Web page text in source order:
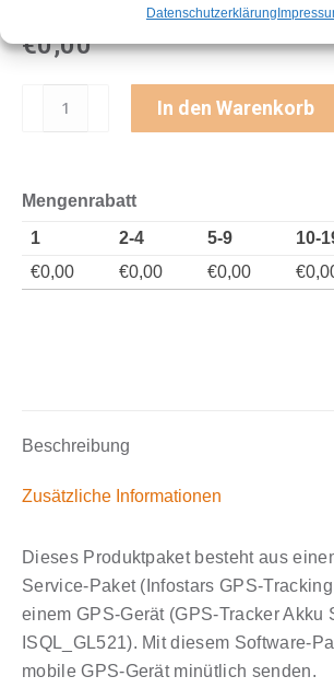
Datenschutzerklärung
€0,00
LTE
(GL521)
&
Softwarepaket
In den Warenkorb
Mengenrabatt
1
2-4 5-9 10-
€0,00 €0,00 €0,00 €
Beschreibung
Zusätzliche Informationen
Dieses Produktpaket besteht aus
Service-Paket (Infostars GPS-
einem GPS-Gerät (GPS-Tracker Akku
ISQL_GL521). Mit diesem Software-
mobile GPS-Gerät minütlich senden.